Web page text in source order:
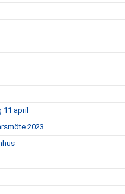
april
2023